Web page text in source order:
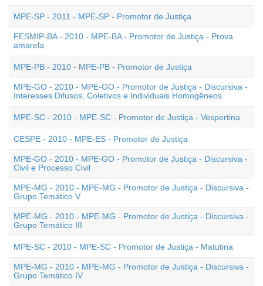
MPE-SP - 2011 - MPE-SP - Promotor de Justiça
FESMIP-BA - 2010 - MPE-BA - Promotor de Justiça - Prova
amarela
MPE-PB - 2010 - MPE-PB - Promotor de Justiça
MPE-GO - 2010 - MPE-GO - Promotor de Justiça - Discursiva -
Interesses Difusos, Coletivos e Individuais Homogêneos
MPE-SC - 2010 - MPE-SC - Promotor de Justiça - Vespertina
CESPE - 2010 - MPE-ES - Promotor de Justiça
MPE-GO - 2010 - MPE-GO - Promotor de Justiça - Discursiva -
Civil e Processo Civil
MPE-MG - 2010 - MPE-MG - Promotor de Justiça - Discursiva -
Grupo Temático V
MPE-MG - 2010 - MPE-MG - Promotor de Justiça - Discursiva -
Grupo Temático III
MPE-SC - 2010 - MPE-SC - Promotor de Justiça - Matutina
MPE-MG - 2010 - MPE-MG - Promotor de Justiça - Discursiva -
Grupo Temático IV